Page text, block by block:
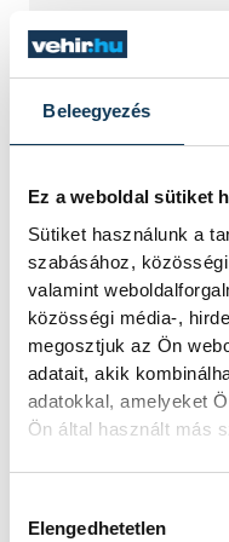
Beleegyezés
Ez a weboldal sütiket
Sütiket használunk a
szabásához,
valamint
közösségi média-,
megosztjuk az Ön
adatait, akik
adatokkal, amelyeket
Ön által használt más
Elengedhetetlen
A lelet
nem
Zsombor
alatt
Mitől lesz egy
történeti
egy törött
veszítjük el az
ha egy
emelnek ki a
ezekről
veszprémi
régésze a We